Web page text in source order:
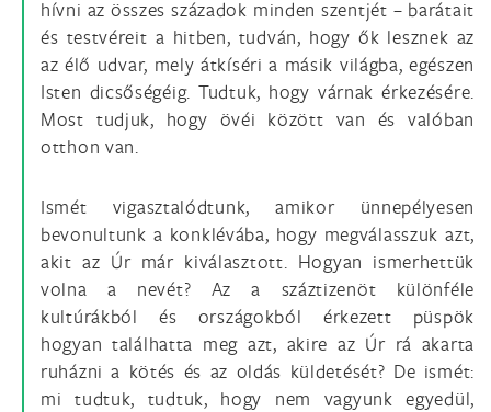
hívni az összes századok minden szentjét – barátait
és testvéreit a hitben, tudván, hogy ők lesznek az
az élő udvar, mely átkíséri a másik világba, egészen
Isten dicsőségéig. Tudtuk, hogy várnak érkezésére.
Most tudjuk, hogy övéi között van és valóban
otthon van.
Ismét vigasztalódtunk, amikor ünnepélyesen
bevonultunk a konklévába, hogy megválasszuk azt,
akit az Úr már kiválasztott. Hogyan ismerhettük
volna a nevét? Az a száztizenöt különféle
kultúrákból és országokból érkezett püspök
hogyan találhatta meg azt, akire az Úr rá akarta
ruházni a kötés és az oldás küldetését? De ismét:
mi tudtuk, tudtuk, hogy nem vagyunk egyedül,